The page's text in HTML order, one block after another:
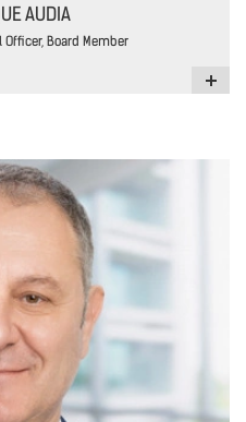
AUDIA
Board Member